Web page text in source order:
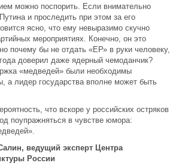
можно поспорить. Если внимательно
и проследить при этом за его
ясно, что ему невыразимо скучно
мероприятиях. Конечно, он это
почему бы не отдать «ЕР» в руки человеку,
доверил даже ядерный чемоданчик?
«медведей» были необходимы
а лидер государства вполне может быть
что вскоре у российских остряков
поупражняться в чувстве юмора:
ведущий эксперт Центра
России